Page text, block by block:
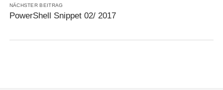
NÄCHSTER BEITRAG
PowerShell Snippet 02/ 2017